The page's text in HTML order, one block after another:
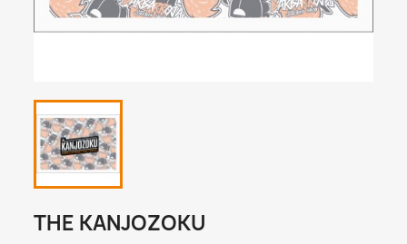
THE KANJOZOKU